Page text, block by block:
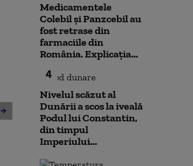
De ce nu ajută ploile de vară
la diminuarea secetei.
Climatolog: Sunt distribuite
neuniform și nu acolo unde
este nevoie mai mare
Nicușor Dan
că România își
Medicamentele
Colebil și Panzcebil au
fost retrase din
farmaciile din
România. Explicația...
4
Nivelul scăzut al
Dunării a scos la iveală
Podul lui Constantin,
din timpul
Imperiului...